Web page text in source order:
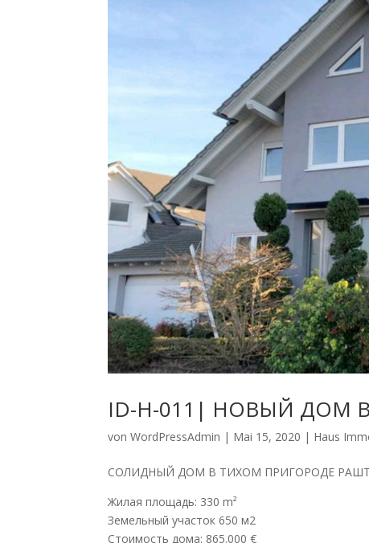
ID-H-011| НОВЫЙ ДОМ
vonWordPressAdmin | Mai 15, 2020 | Haus
СОЛИДНЫЙ ДОМ В ТИХОМ ПРИГОРОДЕ
Жилая площадь: 330 m²
Земельный участок 650 м2
Стоимость дома: 865.000 €